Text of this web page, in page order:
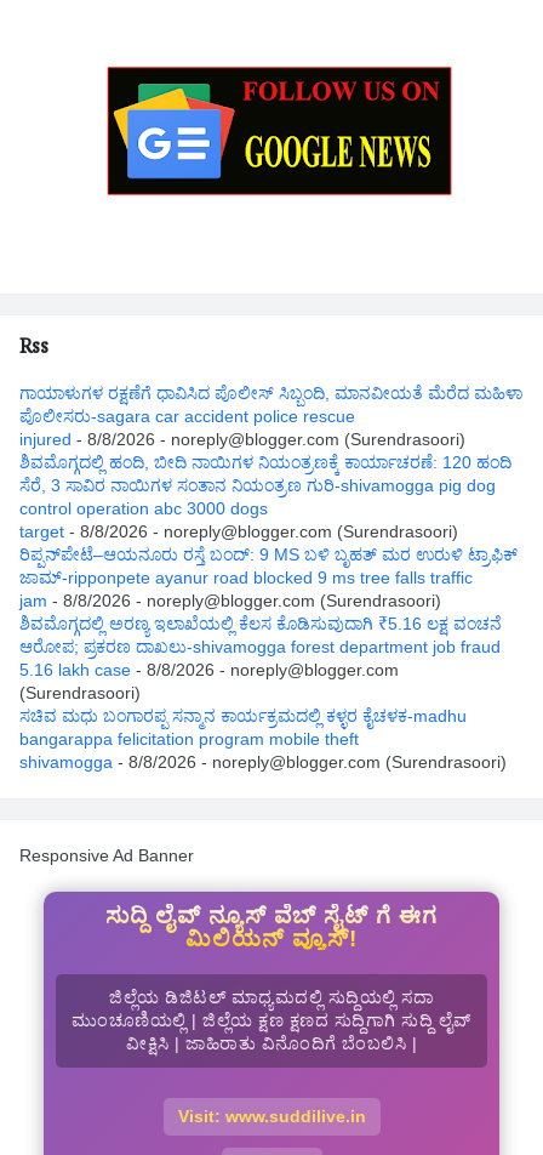
Rss
ಗಾಯಾಳುಗಳ ರಕ್ಷಣೆಗೆ ಧಾವಿಸಿದ ಪೊಲೀಸ್ ಸಿಬ್ಬಂದಿ, ಮಾನವೀಯತೆ ಮೆರೆದ ಮಹಿಳಾ
ಪೊಲೀಸರು-sagara car accident police rescue
injured - 8/8/2026 - noreply@blogger.com (Surendrasoori)
ಶಿವಮೊಗ್ಗದಲ್ಲಿ ಹಂದಿ, ಬೀದಿ ನಾಯಿಗಳ ನಿಯಂತ್ರಣಕ್ಕೆ ಕಾರ್ಯಾಚರಣೆ: 120 ಹಂದಿ
ಸೆರೆ, 3 ಸಾವಿರ ನಾಯಿಗಳ ಸಂತಾನ ನಿಯಂತ್ರಣ ಗುರಿ-shivamogga pig dog
control operation abc 3000 dogs
target - 8/8/2026 - noreply@blogger.com (Surendrasoori)
ರಿಪ್ಪನ್‌ಪೇಟೆ–ಆಯನೂರು ರಸ್ತೆ ಬಂದ್: 9 MS ಬಳಿ ಬೃಹತ್ ಮರ ಉರುಳಿ ಟ್ರಾಫಿಕ್
ಜಾಮ್-ripponpete ayanur road blocked 9 ms tree falls traffic
jam - 8/8/2026 - noreply@blogger.com (Surendrasoori)
ಶಿವಮೊಗ್ಗದಲ್ಲಿ ಅರಣ್ಯ ಇಲಾಖೆಯಲ್ಲಿ ಕೆಲಸ ಕೊಡಿಸುವುದಾಗಿ ₹5.16 ಲಕ್ಷ ವಂಚನೆ
ಆರೋಪ; ಪ್ರಕರಣ ದಾಖಲು-shivamogga forest department job fraud
5.16 lakh case - 8/8/2026 - noreply@blogger.com
(Surendrasoori)
ಸಚಿವ ಮಧು ಬಂಗಾರಪ್ಪ ಸನ್ಮಾನ ಕಾರ್ಯಕ್ರಮದಲ್ಲಿ ಕಳ್ಳರ ಕೈಚಳಕ-madhu
bangarappa felicitation program mobile theft
shivamogga - 8/8/2026 - noreply@blogger.com (Surendrasoori)
Responsive Ad Banner
ಸುದ್ದಿ ಲೈವ್ ನ್ಯೂಸ್ ವೆಬ್ ಸೈಟ್ ಗೆ ಈಗ
ಮಿಲಿಯನ್ ವ್ಯೂಸ್!
ಜಿಲ್ಲೆಯ ಡಿಜಿಟಲ್ ಮಾಧ್ಯಮದಲ್ಲಿ ಸುದ್ದಿಯಲ್ಲಿ ಸದಾ
ಮುಂಚೂಣಿಯಲ್ಲಿ | ಜಿಲ್ಲೆಯ ಕ್ಷಣ ಕ್ಷಣದ ಸುದ್ದಿಗಾಗಿ ಸುದ್ದಿ ಲೈವ್
ವೀಕ್ಷಿಸಿ | ಜಾಹಿರಾತು ವಿನೊಂದಿಗೆ ಬೆಂಬಲಿಸಿ |
Visit: www.suddilive.in